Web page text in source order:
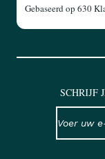
Gebaseerd op 630
SCHRIJF